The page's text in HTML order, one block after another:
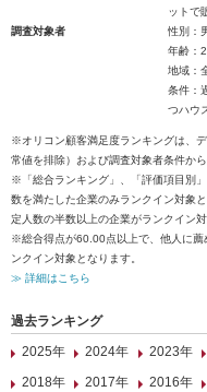
ットで
調査対象者
性別：
年齢：
地域：
条件：
つハウ
※オリコン顧客満足度ランキングは、
常値を排除）および調査対象者条件か
※「総合ランキング」、「評価項目別
数を満たした企業のみランクイン対象
定人数の半数以上の企業がランクイン対
※総合得点が60.00点以上で、他人に薦
ンクイン対象となります。
≫ 詳細はこちら
過去ランキング
2025年
2024年 2023年
2018年
2017年 2016年